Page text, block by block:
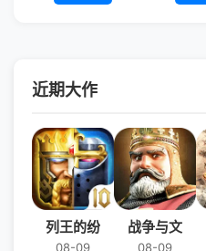
近期大作
列王的纷
08-09
战争与文
08-09